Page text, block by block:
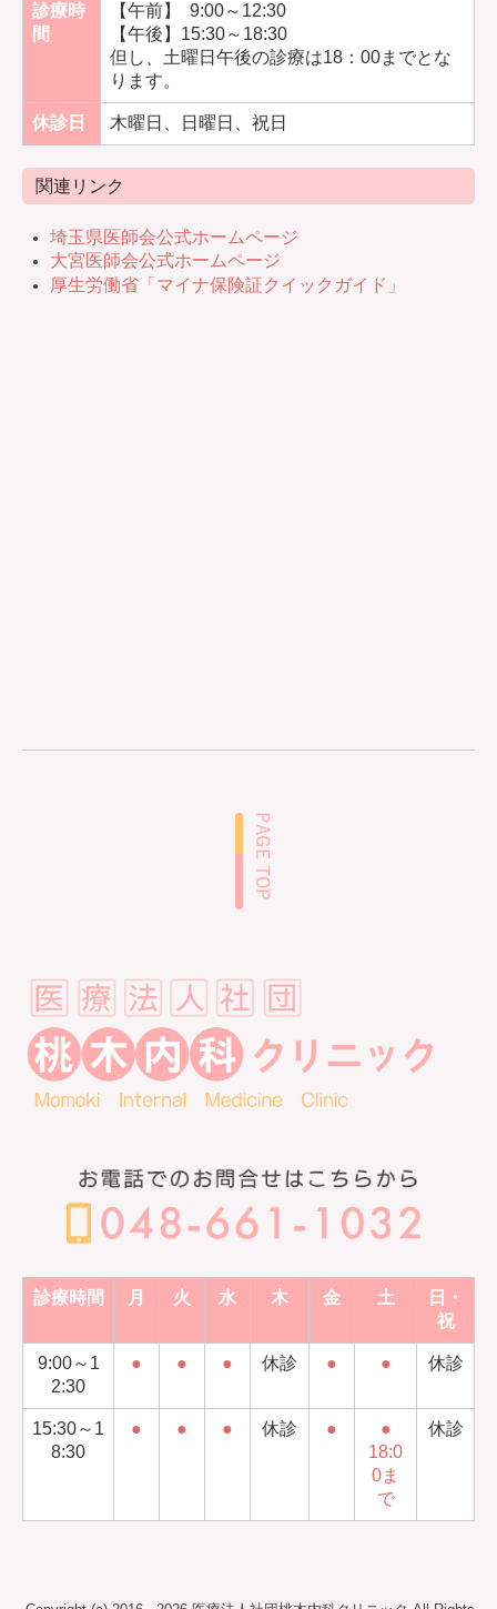
診療時
間
【午前】 9:00～12:30
【午後】15:30～18:30
但し、土曜日午後の診療は18：00までとな
ります。
休診日 木曜日、日曜日、祝日
関連リンク
埼玉県医師会公式ホームページ
大宮医師会公式ホームページ
厚生労働省「マイナ保険証クイックガイド」
診療時間 月 火 水 木 金 土
日・
祝
9:00～1
2:30
● ● ● 休診 ● ● 休診
15:30～1
8:30
● ● ● 休診 ●
●
18:0
0ま
で
休診